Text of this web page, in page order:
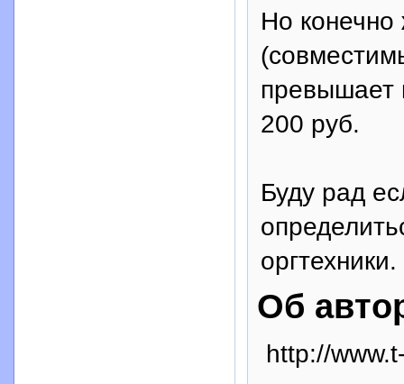
Но
превышает
200 руб.
Буду рад
оргтехники.
Об
http://